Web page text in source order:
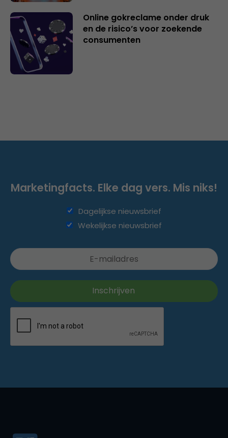
Online gokreclame onder druk
en de risico’s voor zoekende
consumenten
Marketingfacts. Elke dag vers. Mis niks!
Dagelijkse nieuwsbrief
Wekelijkse nieuwsbrief